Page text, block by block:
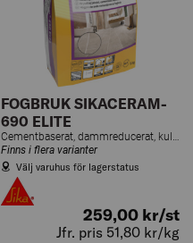
FOGBRUK SIKACERAM-
690 ELITE
Cementbaserat, dammreducerat, kulörstabilt fogbruk vid fogbredd 1 mm till 10 mm för golv- och väggplattor
Finns i flera varianter
Välj varuhus för lagerstatus
259,00 kr/st
Jfr. pris 51,80 kr/kg